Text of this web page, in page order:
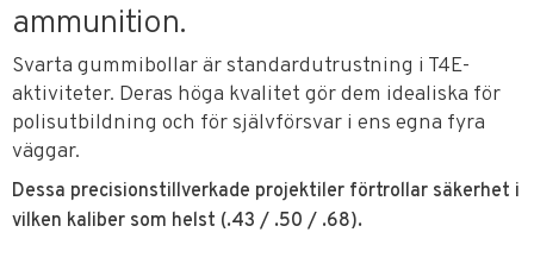
ammunition.
Svarta gummibollar är standardutrustning i T4E-
aktiviteter. Deras höga kvalitet gör dem idealiska för
polisutbildning och för självförsvar i ens egna fyra
väggar.
Dessa precisionstillverkade projektiler förtrollar säkerhet i
vilken kaliber som helst (.43 / .50 / .68).